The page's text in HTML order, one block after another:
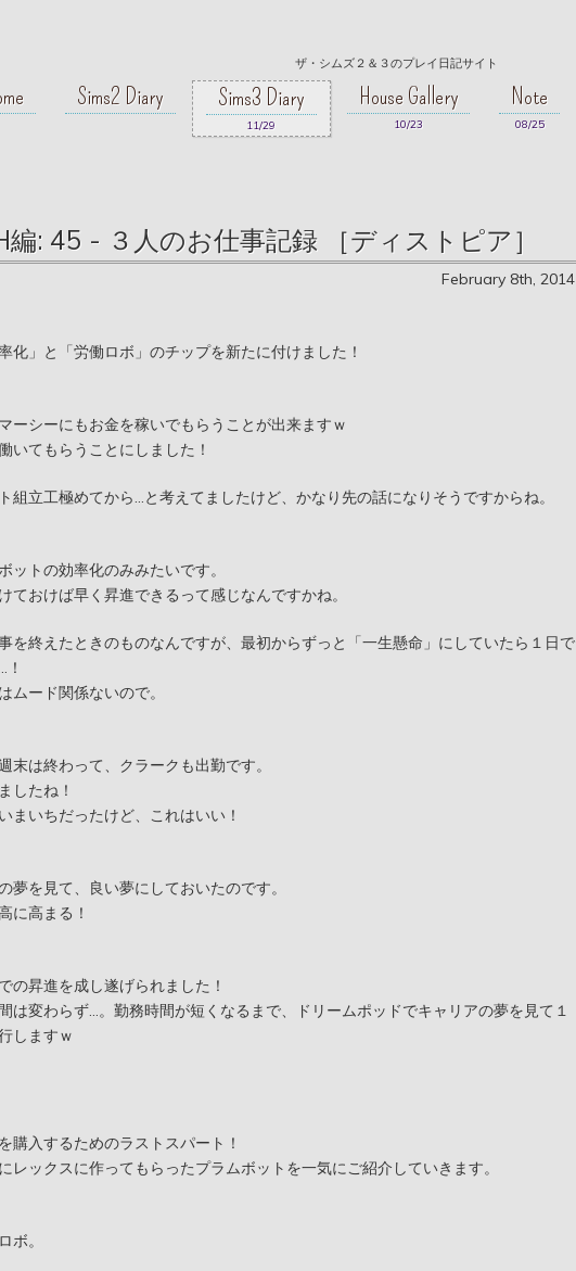
ザ・シムズ２＆３のプレイ日記サイト
Sims2 Diary Sims3 Diary
11/29
House Gallery
10/23
Note
08/25
編: 45 - ３人のお仕事記録 ［ディストピア］
February 8th, 2014
化」と「労働ロボ」のチップを新たに付けました！
ーシーにもお金を稼いでもらうことが出来ますｗ
いてもらうことにしました！
組立工極めてから…と考えてましたけど、かなり先の話になりそうですからね。
ットの効率化のみみたいです。
ておけば早く昇進できるって感じなんですかね。
を終えたときのものなんですが、最初からずっと「一生懸命」にしていたら１日で
ムード関係ないので。
末は終わって、クラークも出勤です。
したね！
まいちだったけど、これはいい！
夢を見て、良い夢にしておいたのです。
に高まる！
の昇進を成し遂げられました！
は変わらず…。勤務時間が短くなるまで、ドリームポッドでキャリアの夢を見て１
しますｗ
購入するためのラストスパート！
レックスに作ってもらったプラムボットを一気にご紹介していきます。
ボ。